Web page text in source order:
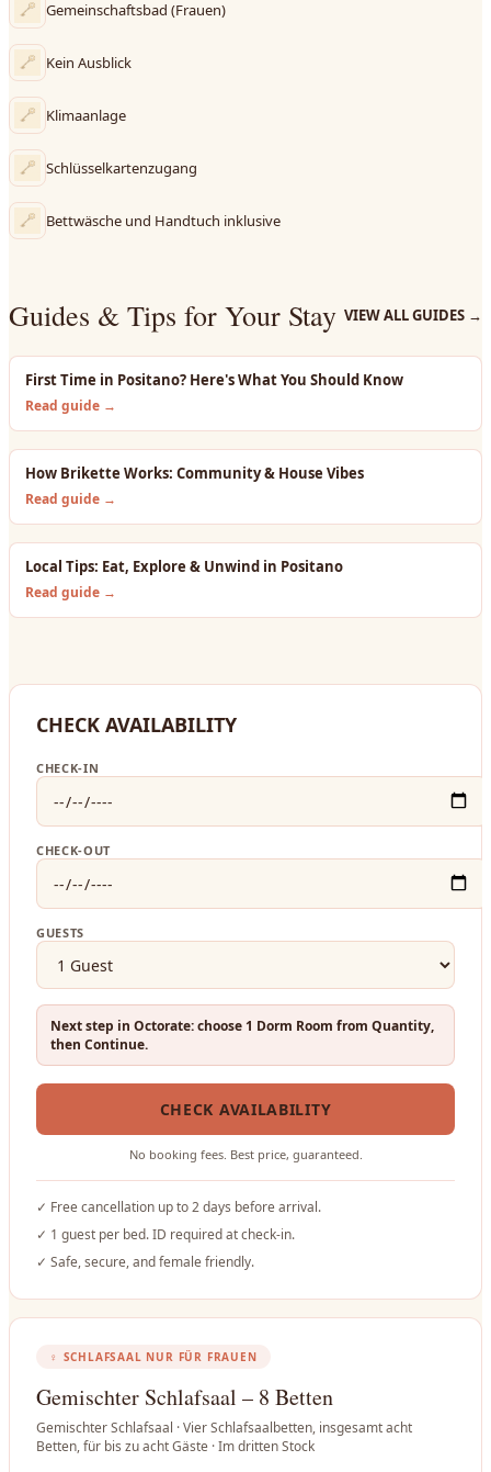
Gemeinschaftsbad (Frauen)
Kein Ausblick
Klimaanlage
Schlüsselkartenzugang
Bettwäsche und Handtuch inklusive
Guides & Tips for Your Stay VIEW ALL GUIDES →
First Time in Positano? Here's What You Should Know
Read guide →
How Brikette Works: Community & House Vibes
Read guide →
Local Tips: Eat, Explore & Unwind in Positano
Read guide →
CHECK AVAILABILITY
CHECK-IN
CHECK-OUT
GUESTS
Next step in Octorate: choose 1 Dorm Room from Quantity,
then Continue.
CHECK AVAILABILITY
No booking fees. Best price, guaranteed.
✓ Free cancellation up to 2 days before arrival.
✓ 1 guest per bed. ID required at check-in.
✓ Safe, secure, and female friendly.
♀ SCHLAFSAAL NUR FÜR FRAUEN
Gemischter Schlafsaal – 8 Betten
Gemischter Schlafsaal · Vier Schlafsaalbetten, insgesamt acht
Betten, für bis zu acht Gäste · Im dritten Stock